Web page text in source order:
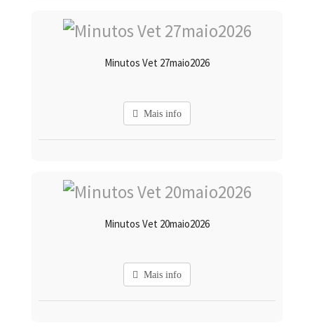
Minutos Vet 27maio2026
Mais info
Minutos Vet 20maio2026
Mais info